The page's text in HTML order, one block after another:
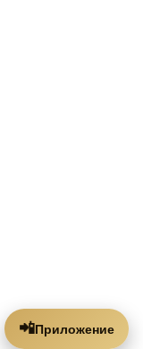
📲Приложение